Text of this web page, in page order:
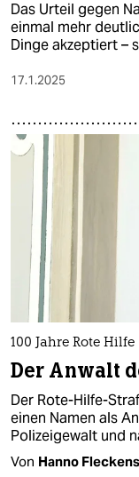
Das Urteil gegen
einmal mehr
Dinge akzeptiert –
17.1.2025
100 Jahre Rote Hilfe
Der Anwalt
Der Rote-Hilfe-
einen Namen als
Polizeigewalt und
Von Hanno